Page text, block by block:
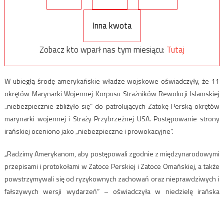
Inna kwota
Zobacz kto wparł nas tym miesiącu: Tutaj
W ubiegłą środę amerykańskie władze wojskowe oświadczyły, że 11
okrętów Marynarki Wojennej Korpusu Strażników Rewolucji Islamskiej
„niebezpiecznie zbliżyło się” do patrolujących Zatokę Perską okrętów
marynarki wojennej i Straży Przybrzeżnej USA. Postępowanie strony
irańskiej oceniono jako „niebezpieczne i prowokacyjne”.
„Radzimy Amerykanom, aby postępowali zgodnie z międzynarodowymi
przepisami i protokołami w Zatoce Perskiej i Zatoce Omańskiej, a także
powstrzymywali się od ryzykownych zachowań oraz nieprawdziwych i
fałszywych wersji wydarzeń” – oświadczyła w niedzielę irańska